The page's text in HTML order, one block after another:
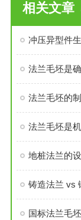
相关文章
冲压异型件
法兰毛坯是
法兰毛坯的
法兰毛坯是
地桩法兰的
铸造法兰 vs